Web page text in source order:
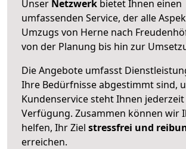
Unser Netzwerk bietet Ihnen einen
umfassenden Service, der alle
Umzugs von Herne nach
von der Planung bis hin zur
Die Angebote umfasst
Ihre Bedürfnisse abgestimmt sind,
Kundenservice steht Ihnen
Verfügung. Zusammen können wir
helfen, Ihr Ziel stressfrei und
erreichen.